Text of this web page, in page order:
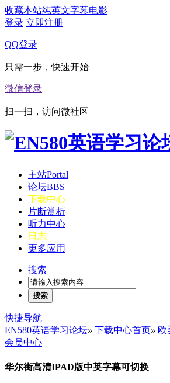
收藏本站纯英文字幕电影
登录 立即注册
QQ登录
只需一步，快速开始
微信登录
扫一扫，访问微社区
主站Portal
论坛BBS
下载中心
片断赏析
听力中心
日志
更多应用
搜索
搜索
快捷导航
EN580英语学习论坛» 下载中心首页» 欧
会员中心
华尔街高清IPAD版中英字幕可切换